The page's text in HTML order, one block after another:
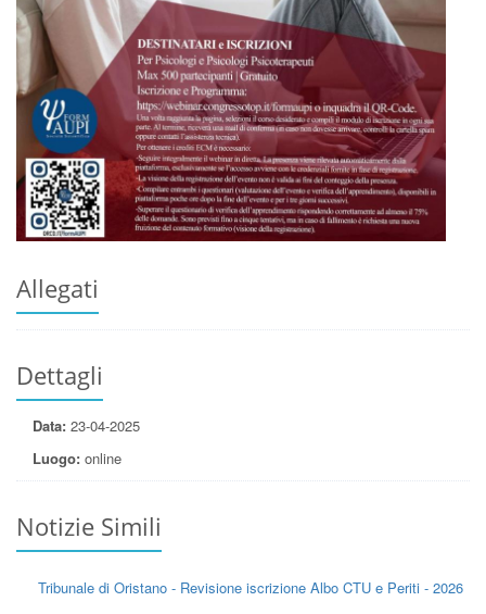
Allegati
Dettagli
Data: 23-04-2025
Luogo: online
Notizie Simili
Tribunale di Oristano - Revisione iscrizione Albo CTU e Periti - 2026